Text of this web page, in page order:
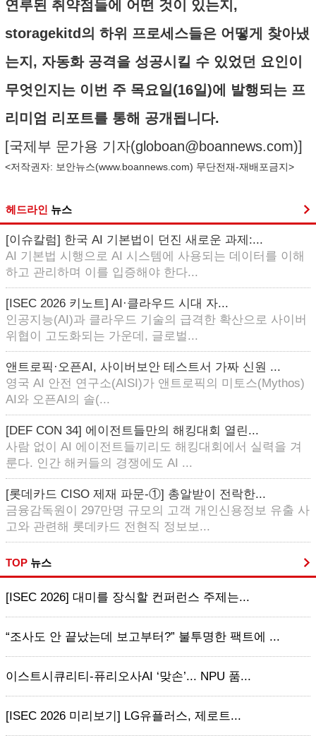
연루된 취약점들에 어떤 것이 있는지,
storagekitd의 하위 프로세스들은 어떻게 찾아냈
는지, 자동화 공격을 성공시킬 수 있었던 요인이
무엇인지는 이번 주 목요일(16일)에 발행되는 프
리미엄 리포트를 통해 공개됩니다.
[국제부 문가용 기자(globoan@boannews.com)]
<저작권자: 보안뉴스(www.boannews.com) 무단전재-재배포금지>
헤드라인 뉴스
[이슈칼럼] 한국 AI 기본법이 던진 새로운 과제:...
AI 기본법 시행으로 AI 시스템에 사용되는 데이터를 이해
하고 관리하며 이를 입증해야 한다...
[ISEC 2026 키노트] AI·클라우드 시대 자...
인공지능(AI)과 클라우드 기술의 급격한 확산으로 사이버
위협이 고도화되는 가운데, 글로벌...
앤트로픽·오픈AI, 사이버보안 테스트서 가짜 신원 ...
영국 AI 안전 연구소(AISI)가 앤트로픽의 미토스(Mythos)
AI와 오픈AI의 솔(...
[DEF CON 34] 에이전트들만의 해킹대회 열린...
사람 없이 AI 에이전트들끼리도 해킹대회에서 실력을 겨
룬다. 인간 해커들의 경쟁에도 AI ...
[롯데카드 CISO 제재 파문-①] 총알받이 전락한...
금융감독원이 297만명 규모의 고객 개인신용정보 유출 사
고와 관련해 롯데카드 전현직 정보보...
TOP 뉴스
[ISEC 2026] 대미를 장식할 컨퍼런스 주제는...
“조사도 안 끝났는데 보고부터?” 불투명한 팩트에 ...
이스트시큐리티-퓨리오사AI ‘맞손’... NPU 품...
[ISEC 2026 미리보기] LG유플러스, 제로트...